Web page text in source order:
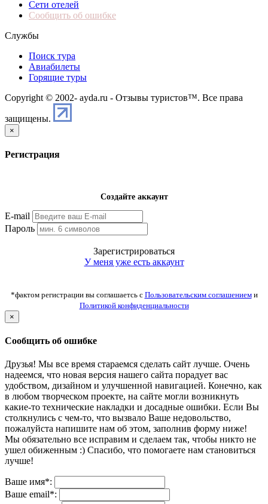
Сети отелей
Сообщить об ошибке
Службы
Поиск тура
Авиабилеты
Горящие туры
Copyright © 2002- ayda.ru - Отзывы туристов™. Все права
защищены.
×
Регистрация
Создайте аккаунт
E-mail
Пароль
Зарегистрироваться
У меня уже есть аккаунт
*фактом регистрации вы соглашаетсь с Пользовательским соглашениеми
Политикой конфиденциальности
×
Сообщить об ошибке
Друзья! Мы все время стараемся сделать сайт лучше. Очень
надеемся, что новая версия нашего сайта порадует вас
удобством, дизайном и улучшенной навигацией. Конечно, как
в любом творческом проекте, на сайте могли возникнуть
какие-то технические накладки и досадные ошибки. Если Вы
столкнулись с чем-то, что вызвало Ваше недовольство,
пожалуйста напишите нам об этом, заполнив форму ниже!
Мы обязательно все исправим и сделаем так, чтобы никто не
ушел обиженным :) Спасибо, что помогаете нам становиться
лучше!
Ваше имя*:
Ваше email*: